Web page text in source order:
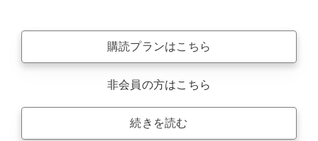
購読プランはこちら
非会員の方はこちら
続きを読む